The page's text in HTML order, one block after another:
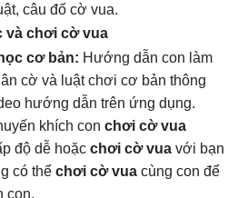
câu đố cờ vua.
và chơi cờ vua
cơ bản: Hướng dẫn con làm
cờ và luật chơi cơ bản thông
hướng dẫn trên ứng dụng.
khích con chơi cờ vua
độ dễ hoặc chơi cờ vua với bạn
có thể chơi cờ vua cùng con để
con.